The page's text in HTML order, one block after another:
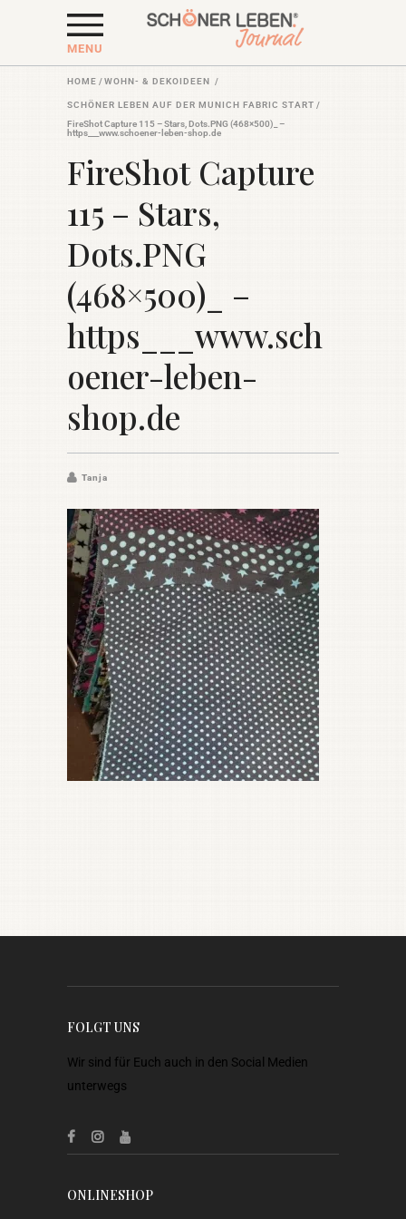
MENU
HOME /WOHN- & DEKOIDEEN /
SCHÖNER LEBEN AUF DER MUNICH FABRIC START /
FireShot Capture 115 – Stars, Dots.PNG (468×500)_ –
https___www.schoener-leben-shop.de
FireShot Capture
115 – Stars,
Dots.PNG
(468×500)_ –
https___www.sch
oener-leben-
shop.de
Tanja
FOLGT UNS
Wir sind für Euch auch in den Social Medien
unterwegs
ONLINESHOP